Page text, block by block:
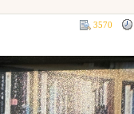
3570